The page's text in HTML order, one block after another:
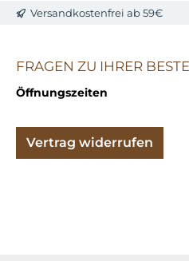
Versandkostenfrei ab 59€
FRAGEN ZU IHRER
Öffnungszeiten
Vertrag widerrufen